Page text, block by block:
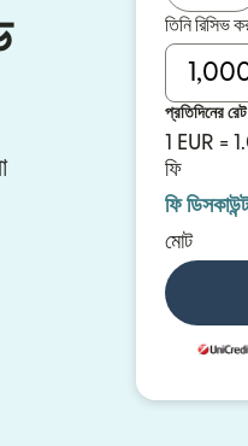
তিনি রিসিভ
প্রতিদিনের রেট
1 EUR =
ফি
ফি ডিসকাউন্ট
মোট